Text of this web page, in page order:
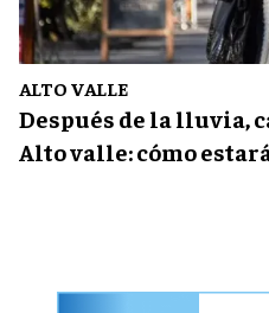
ALTO VALLE
Después de la lluvia,
Alto valle: cómo